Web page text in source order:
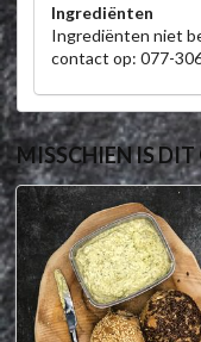
Ingrediënten
Ingrediënten niet
contact op: 077-
MISSCHIEN IS